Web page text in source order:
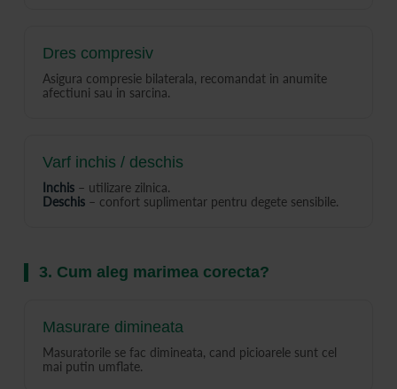
Dres compresiv
Asigura compresie bilaterala, recomandat in anumite
afectiuni sau in sarcina.
Varf inchis / deschis
Inchis – utilizare zilnica.
Deschis – confort suplimentar pentru degete sensibile.
3. Cum aleg marimea corecta?
Masurare dimineata
Masuratorile se fac dimineata, cand picioarele sunt cel
mai putin umflate.